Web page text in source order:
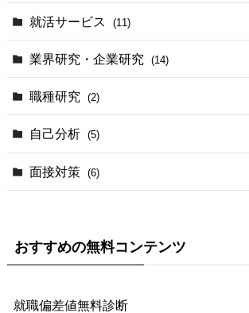
就活サービス (11)
業界研究・企業研究 (14)
(2)
(3)
(1)
職種研究 (2)
自己分析 (5)
面接対策 (6)
おすすめの無料コンテンツ
就職偏差値無料診断